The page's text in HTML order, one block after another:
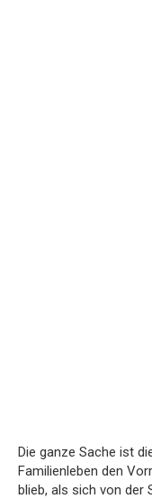
Die ganze Sache ist
Familienleben den
blieb, als sich von der